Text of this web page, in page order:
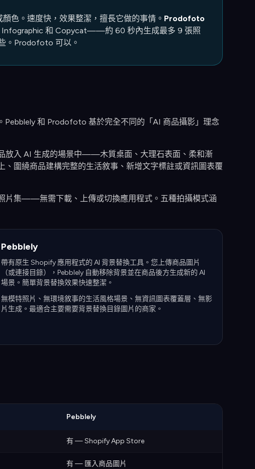
色。速度快，效果整潔，擅長它做的事情。 Prodofoto
和 Copycat——約 60 秒內生成最多 9 張照
。Prodofoto 可以。
和 Prodofoto 基於完全不同的「AI 商品攝影」理念
放入 AI 生成的場景中——木質桌面、大理石表面、柔和漸
圍繞商品建構完整的生活敘事、新增文字標註或資訊圖表覆
片集——無需下載、上傳或切換應用程式。五種拍攝模式涵
Pebblely
帶有原生 Shopify 應用程式的 AI 背景替換工具。您上傳商品圖片
（或連接目錄），Pebblely 自動移除背景並在商品後方生成新的 AI
場景。簡單背景替換效果快速整潔。
無模特照片、無環境敘事的生活風格場景、無資訊圖表覆蓋層、無影
片生成。最適合主要需要背景替換目錄圖片的商家。
Pebblely
有 — Shopify App Store
有 — 匯入商品圖片